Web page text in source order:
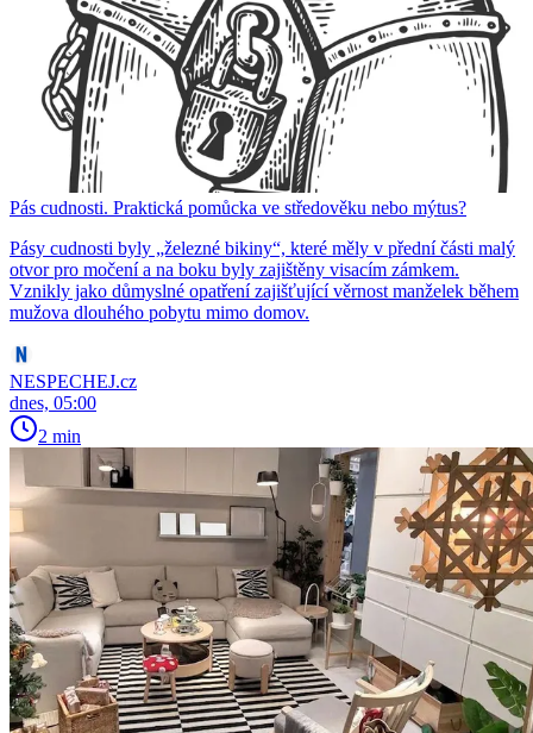
Pás cudnosti. Praktická pomůcka ve středověku nebo mýtus?
Pásy cudnosti byly „železné bikiny“, které měly v přední části malý
otvor pro močení a na boku byly zajištěny visacím zámkem.
Vznikly jako důmyslné opatření zajišťující věrnost manželek během
mužova dlouhého pobytu mimo domov.
NESPECHEJ.cz
dnes, 05:00
2 min